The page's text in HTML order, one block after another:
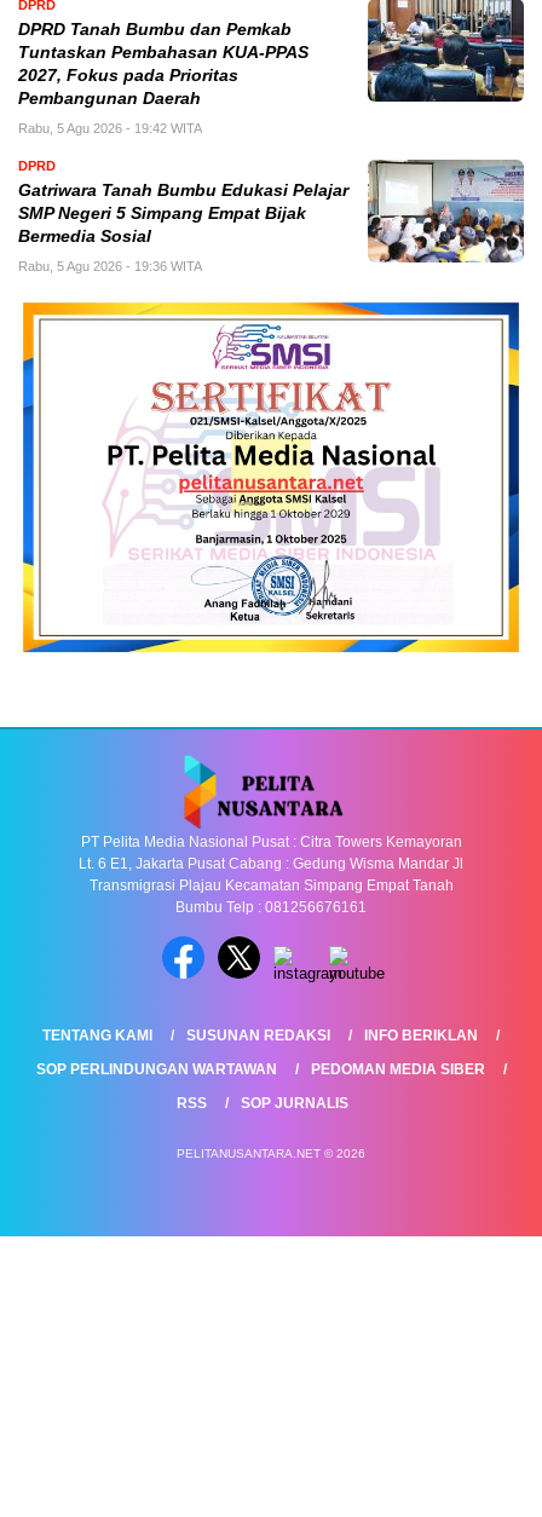
DPRD
DPRD Tanah Bumbu dan Pemkab
Tuntaskan Pembahasan KUA-PPAS
2027, Fokus pada Prioritas
Pembangunan Daerah
Rabu, 5 Agu 2026 - 19:42 WITA
DPRD
Gatriwara Tanah Bumbu Edukasi Pelajar
SMP Negeri 5 Simpang Empat Bijak
Bermedia Sosial
Rabu, 5 Agu 2026 - 19:36 WITA
PT Pelita Media Nasional Pusat : Citra Towers Kemayoran
Lt. 6 E1, Jakarta Pusat Cabang : Gedung Wisma Mandar Jl
Transmigrasi Plajau Kecamatan Simpang Empat Tanah
Bumbu Telp : 081256676161
TENTANG KAMI SUSUNAN REDAKSI
INFO BERIKLAN
SOP PERLINDUNGAN WARTAWAN
PEDOMAN MEDIA SIBER
RSS
SOP JURNALIS
PELITANUSANTARA.NET © 2026